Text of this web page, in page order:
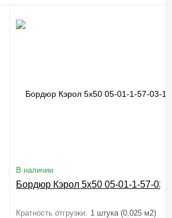
В наличии
Бордюр Кэрол 5x50 05-01-1-57-03-
Кратность отгрузки: 1 штука (0,025 м2)